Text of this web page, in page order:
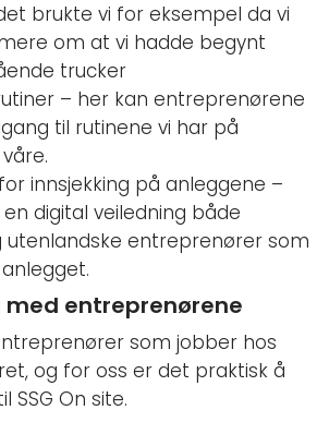
brukte vi for eksempel da vi
om at vi hadde begynt
trucker
– her kan entreprenørene
til rutinene vi har på
innsjekking på anleggene –
digital veiledning både
utenlandske entreprenører som
med entreprenørene
som jobber hos
og for oss er det praktisk å
SSG On site.